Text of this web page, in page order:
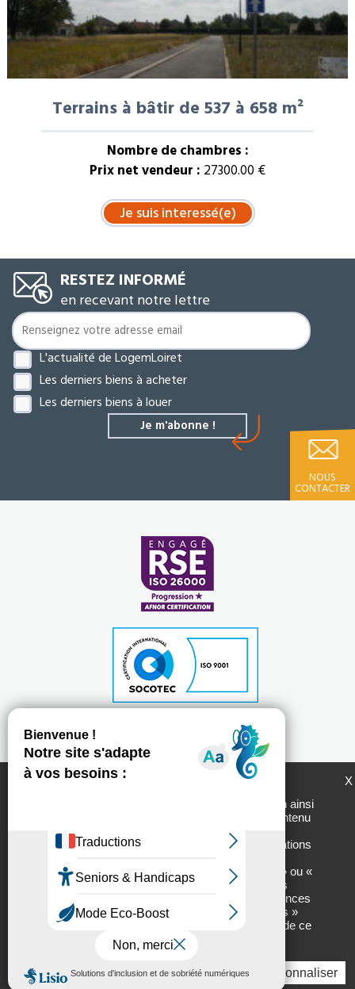
Terrains à bâtir de 537 à 658 m²
Nombre de chambres :
Prix net vendeur : 27300.00 €
RESTEZ INFORMÉ
en recevant notre lettre
L'actualité de LogemLoiret
Les derniers biens à acheter
Les derniers biens à louer
NOUS
CONTACTER
Plan du site
Mentions légales
Politique de protection des données personnelles
X
LogemLoiret et ses partenaires utilisent des
fréquentation du site utiles à son amélioration ainsi
que pour vous permettre de partager son contenu
sur les réseaux sociaux. En cliquant sur «
Personnaliser » vous accèderez aux informations
cookies utilisés et vous pourrez « Autoriser » ou «
Interdire » leur usage finalité par finalité. Vous
pourrez, à tout moment, modifier vos préférences
en cliquant sur l’onglet « Gestion des cookies »
situé en bas à droite de chacune des pages de ce
Tout accepter Tout refuser Personnaliser